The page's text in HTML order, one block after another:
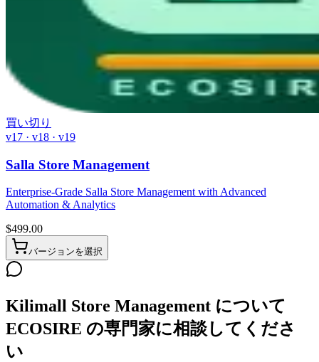
買い切り
v17 · v18 · v19
Salla Store Management
Enterprise-Grade Salla Store Management with Advanced
Automation & Analytics
$499.00
バージョンを選択
Kilimall Store Management について
ECOSIRE の専門家に相談してくださ
い